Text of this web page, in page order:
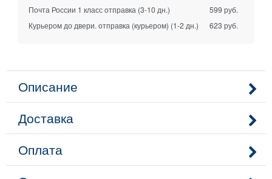
Почта России 1 класс отправка (3-10 дн.)
599 руб.
Курьером до двери. отправка (курьером) (1-2 дн.) 623 руб.
Описание
Доставка
Оплата